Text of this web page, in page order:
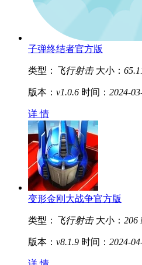
子弹终结者官方版
类型： 飞行射击 大小：
版本： v1.0.6 时间： 2024-
详 情
变形金刚大战争官方版
类型： 飞行射击 大小： 206
版本： v8.1.9 时间： 2024-